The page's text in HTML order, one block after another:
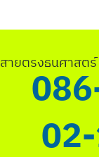
for:
สายตรงธนศาสตร์